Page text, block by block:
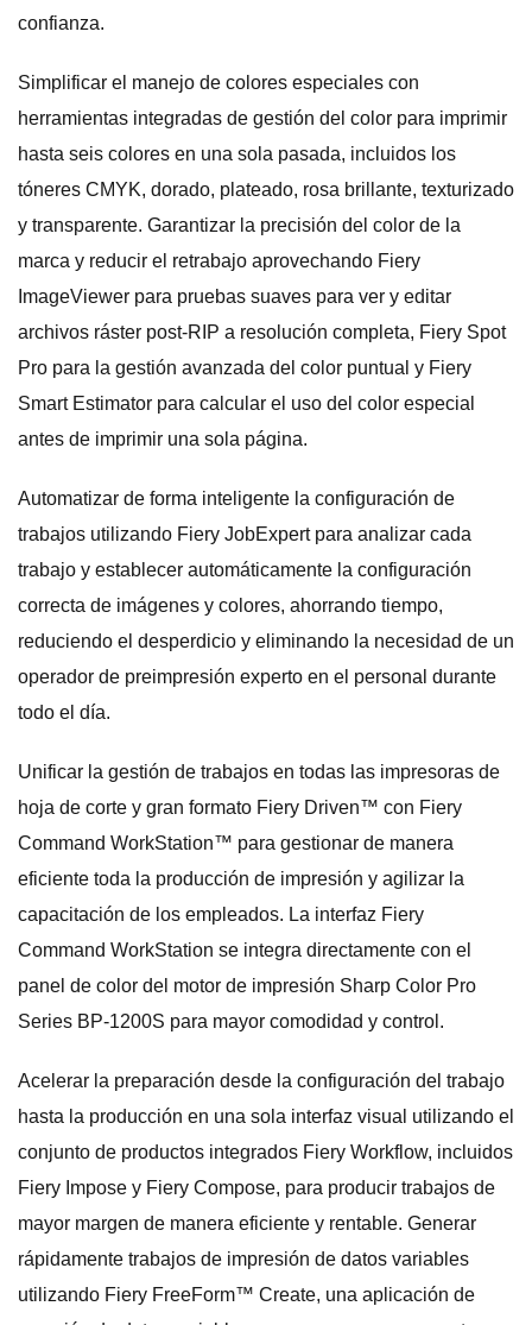
confianza.
Simplificar el manejo de colores especiales con
herramientas integradas de gestión del color para imprimir
hasta seis colores en una sola pasada, incluidos los
tóneres CMYK, dorado, plateado, rosa brillante, texturizado
y transparente. Garantizar la precisión del color de la
marca y reducir el retrabajo aprovechando Fiery
ImageViewer para pruebas suaves para ver y editar
archivos ráster post-RIP a resolución completa, Fiery Spot
Pro para la gestión avanzada del color puntual y Fiery
Smart Estimator para calcular el uso del color especial
antes de imprimir una sola página.
Automatizar de forma inteligente la configuración de
trabajos utilizando Fiery JobExpert para analizar cada
trabajo y establecer automáticamente la configuración
correcta de imágenes y colores, ahorrando tiempo,
reduciendo el desperdicio y eliminando la necesidad de un
operador de preimpresión experto en el personal durante
todo el día.
Unificar la gestión de trabajos en todas las impresoras de
hoja de corte y gran formato Fiery Driven™ con Fiery
Command WorkStation™ para gestionar de manera
eficiente toda la producción de impresión y agilizar la
capacitación de los empleados. La interfaz Fiery
Command WorkStation se integra directamente con el
panel de color del motor de impresión Sharp Color Pro
Series BP-1200S para mayor comodidad y control.
Acelerar la preparación desde la configuración del trabajo
hasta la producción en una sola interfaz visual utilizando el
conjunto de productos integrados Fiery Workflow, incluidos
Fiery Impose y Fiery Compose, para producir trabajos de
mayor margen de manera eficiente y rentable. Generar
rápidamente trabajos de impresión de datos variables
utilizando Fiery FreeForm™ Create, una aplicación de